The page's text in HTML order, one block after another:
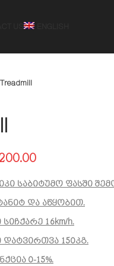
US
Treadmill
საბიტუმო ფასში
და აწყობით.
16km/h.
150კგ.
0-15%.